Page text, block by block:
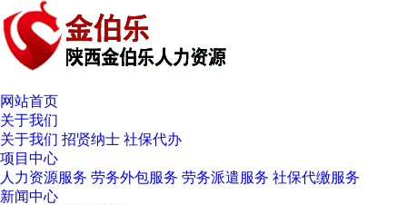
网站首页
关于我们
关于我们 招贤纳士 社保代办
项目中心
人力资源服务 劳务外包服务 劳务派遣服务 社保代缴服务
新闻中心